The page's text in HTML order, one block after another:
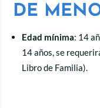
DE
Edad mínima: 14
14 años, se
Libro de Familia).